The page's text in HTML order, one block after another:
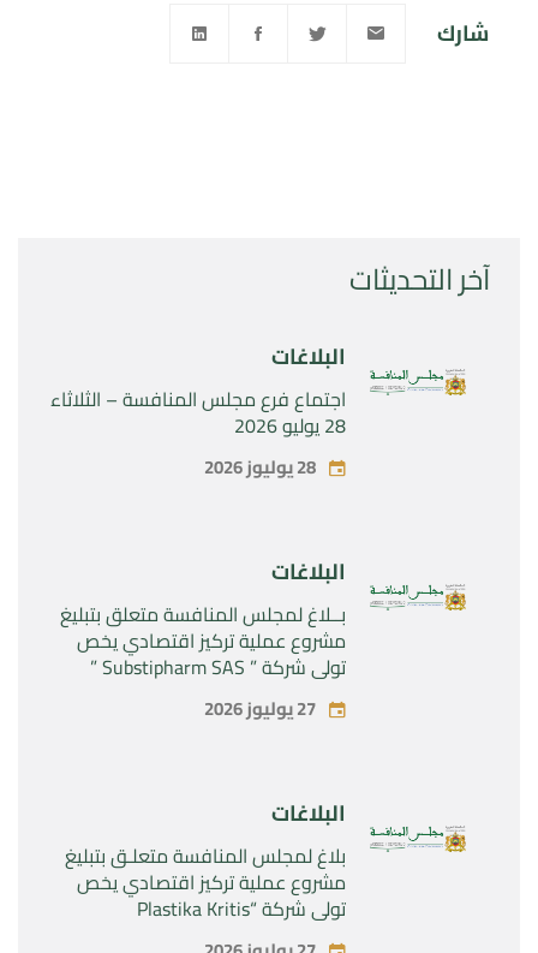
آخر التحديثات
البلاغات
اجتماع فرع مجلس المنافسة – الثلاثاء
28 يوليو 2026
28 يوليوز 2026
البلاغات
بــلاغ لمجلس المنافسة متعلق بتبليغ
مشروع عملية تركيز اقتصادي يخص
تولي شركة ” Substipharm SAS ”
المراقبة الحصرية للأصول والحقوق
المتعلقة بالمنتجين الصيدلانيين”
27 يوليوز 2026
البلاغات
بلاغ لمجلس المنافسة متعلـق بتبليغ
مشروع عملية تركيز اقتصادي يخص
تولي شركة “Plastika Kritis
SA”المراقبة الحصرية لشركة
شارك